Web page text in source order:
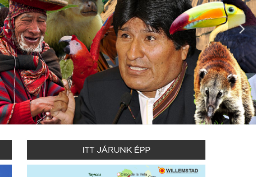
ITT JÁRUNK ÉPP